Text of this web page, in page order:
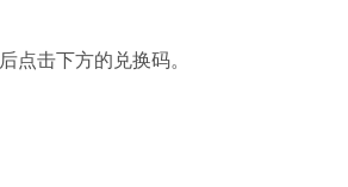
点击下方的兑换码。